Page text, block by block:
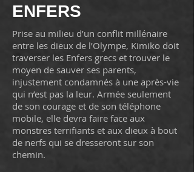
ENFERS
Prise au milieu d’un conflit millénaire
entre les dieux de l’Olympe, Kimiko doit
traverser les Enfers grecs et trouver le
moyen de sauver ses parents,
injustement condamnés à une après-vie
qui n’est pas la leur. Armée seulement
de son courage et de son téléphone
mobile, elle devra faire face aux
monstres terrifiants et aux dieux à bout
de nerfs qui se dresseront sur son
chemin.